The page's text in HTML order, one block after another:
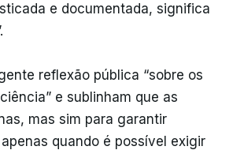
e documentada, significa
reflexão pública “sobre os
e sublinham que as
mas sim para garantir
quando é possível exigir